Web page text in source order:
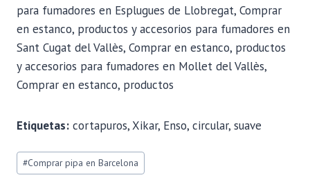
para fumadores en Esplugues de Llobregat, Comprar
en estanco, productos y accesorios para fumadores en
Sant Cugat del Vallès, Comprar en estanco, productos
y accesorios para fumadores en Mollet del Vallès,
Comprar en estanco, productos
Etiquetas: cortapuros, Xikar, Enso, circular, suave
Etiquetas
de
#Comprar pipa en Barcelona